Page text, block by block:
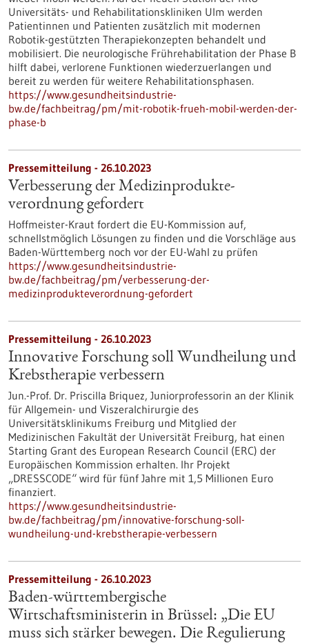
Universitäts-​ und Rehabilitationskliniken Ulm werden
Patientinnen und Patienten zusätzlich mit modernen
Robotik-​gestützten Therapiekonzepten behandelt und
mobilisiert. Die neurologische Frührehabilitation der Phase B
hilft dabei, verlorene Funktionen wiederzuerlangen und
bereit zu werden für weitere Rehabilitationsphasen.
https://www.gesundheitsindustrie-
bw.de/fachbeitrag/pm/mit-robotik-frueh-mobil-werden-der-
phase-b
Pressemitteilung - 26.10.2023
Verbesserung der Medizinprodukte­
verordnung gefordert
Hoffmeister-Kraut fordert die EU-Kommission auf,
schnellstmöglich Lösungen zu finden und die Vorschläge aus
Baden-Württemberg noch vor der EU-Wahl zu prüfen
https://www.gesundheitsindustrie-
bw.de/fachbeitrag/pm/verbesserung-der-
medizinprodukteverordnung-gefordert
Pressemitteilung - 26.10.2023
Innovative Forschung soll Wundheilung und
Krebstherapie verbessern
Jun.-Prof. Dr. Priscilla Briquez, Juniorprofessorin an der Klinik
für Allgemein- und Viszeralchirurgie des
Universitätsklinikums Freiburg und Mitglied der
Medizinischen Fakultät der Universität Freiburg, hat einen
Starting Grant des European Research Council (ERC) der
Europäischen Kommission erhalten. Ihr Projekt
„DRESSCODE“ wird für fünf Jahre mit 1,5 Millionen Euro
finanziert.
https://www.gesundheitsindustrie-
bw.de/fachbeitrag/pm/innovative-forschung-soll-
wundheilung-und-krebstherapie-verbessern
Pressemitteilung - 26.10.2023
Baden-württembergische
Wirtschaftsministerin in Brüssel: „Die EU
muss sich stärker bewegen. Die Regulierung